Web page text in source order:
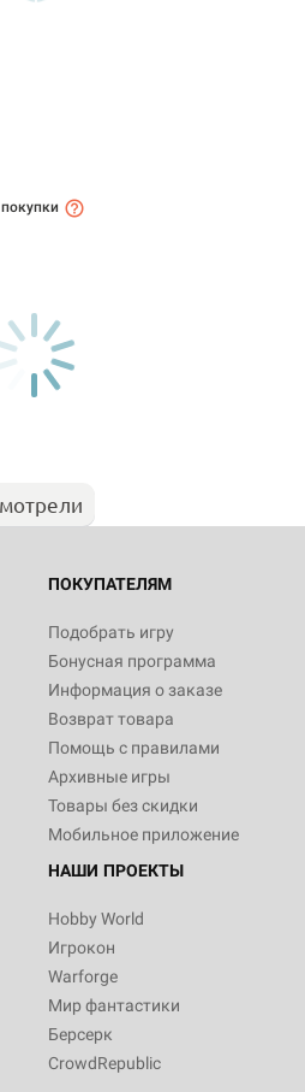
ПОКУПАТЕЛЯМ
Подобрать игру
Бонусная программа
Информация о заказе
Возврат товара
Помощь с правилами
Архивные игры
Товары без скидки
Мобильное приложение
НАШИ ПРОЕКТЫ
Hobby World
Игрокон
Warforge
Мир фантастики
Берсерк
CrowdRepublic